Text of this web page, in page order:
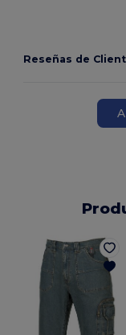
Reseñas de